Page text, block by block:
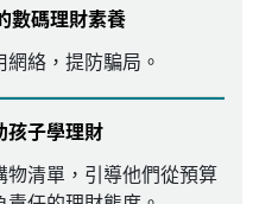
數碼理財素養
絡，提防騙局。
孩子學理財
物清單，引導他們從預算